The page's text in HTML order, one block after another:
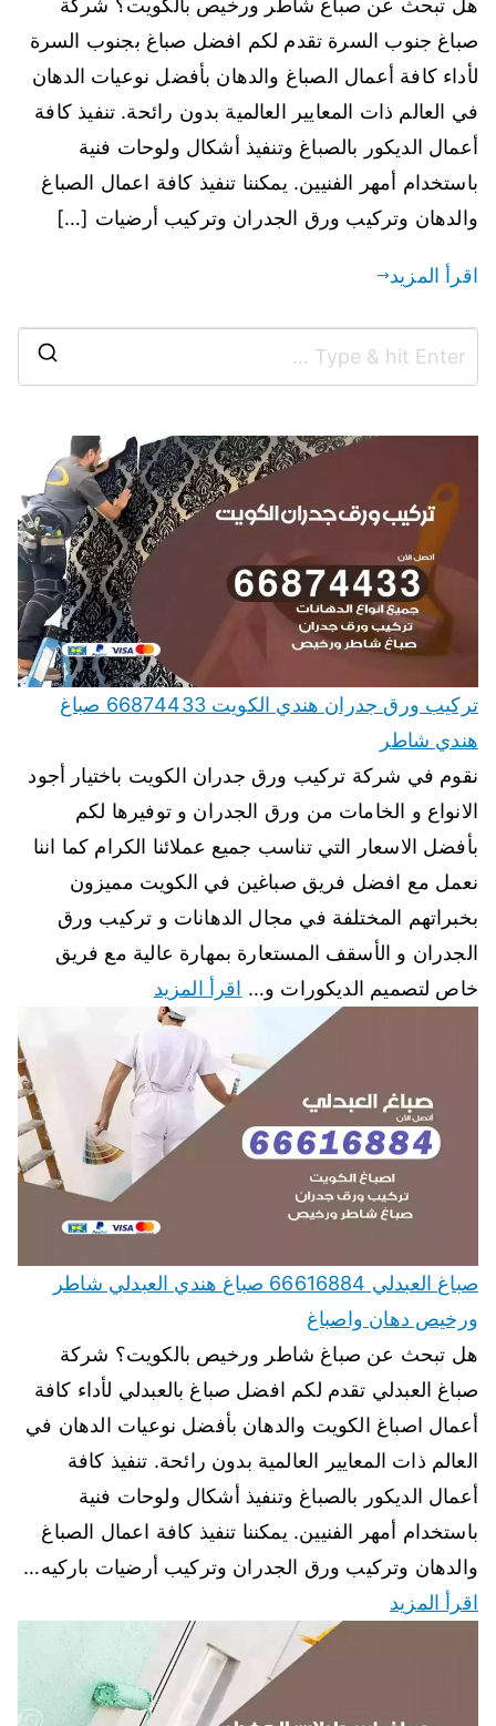
صباغ جنوب السرة تقدم لكم افضل صباغ بجنوب السرة
لأداء كافة أعمال الصباغ والدهان بأفضل نوعيات الدهان
في العالم ذات المعايير العالمية بدون رائحة. تنفيذ كافة
أعمال الديكور بالصباغ وتنفيذ أشكال ولوحات فنية
باستخدام أمهر الفنيين. يمكننا تنفيذ كافة اعمال الصباغ
والدهان وتركيب ورق الجدران وتركيب أرضيات […]
اقرأ المزيد
تركيب ورق جدران هندي الكويت 66874433 صباغ
هندي شاطر
نقوم في شركة تركيب ورق جدران الكويت باختيار أجود
الانواع و الخامات من ورق الجدران و توفيرها لكم
بأفضل الاسعار التي تناسب جميع عملائنا الكرام كما اننا
نعمل مع افضل فريق صباغين في الكويت مميزون
بخبراتهم المختلفة في مجال الدهانات و تركيب ورق
الجدران و الأسقف المستعارة بمهارة عالية مع فريق
خاص لتصميم الديكورات و… اقرأ المزيد
صباغ العبدلي 66616884 صباغ هندي العبدلي شاطر
ورخيص دهان واصباغ
هل تبحث عن صباغ شاطر ورخيص بالكويت؟ شركة
صباغ العبدلي تقدم لكم افضل صباغ بالعبدلي لأداء كافة
أعمال اصباغ الكويت والدهان بأفضل نوعيات الدهان في
العالم ذات المعايير العالمية بدون رائحة. تنفيذ كافة
أعمال الديكور بالصباغ وتنفيذ أشكال ولوحات فنية
باستخدام أمهر الفنيين. يمكننا تنفيذ كافة اعمال الصباغ
والدهان وتركيب ورق الجدران وتركيب أرضيات باركيه…
اقرأ المزيد